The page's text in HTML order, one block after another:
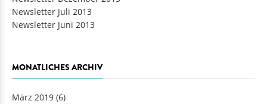
Newsletter Juli 2013
Newsletter Juni 2013
MONATLICHES ARCHIV
März 2019 (6)